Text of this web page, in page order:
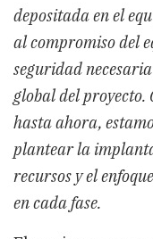
depositada en el
al compromiso del
seguridad
global del
hasta ahora,
plantear la
recursos y el
en cada fase.